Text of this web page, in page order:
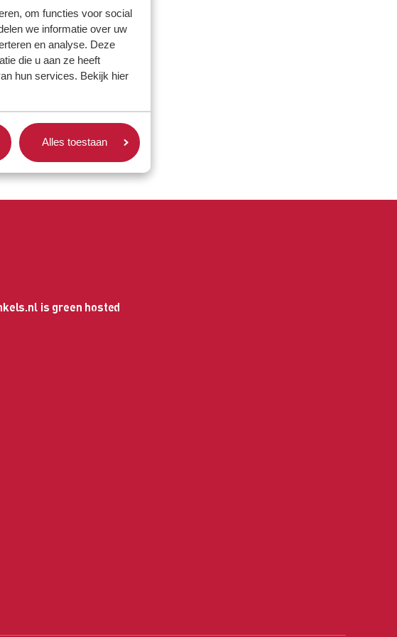
om functies voor social
we informatie over uw
en analyse. Deze
die u aan ze heeft
hun services. Bekijk hier
Alles toestaan
is green hosted